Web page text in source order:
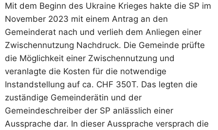
Mit dem Beginn des Ukraine Krieges hakte die SP im
November 2023 mit einem Antrag an den
Gemeinderat nach und verlieh dem Anliegen einer
Zwischennutzung Nachdruck. Die Gemeinde prüfte
die Möglichkeit einer Zwischennutzung und
veranlagte die Kosten für die notwendige
Instandstellung auf ca. CHF 350T. Das legten die
zuständige Gemeinderätin und der
Gemeindeschreiber der SP anlässlich einer
Aussprache dar. In dieser Aussprache versprach die